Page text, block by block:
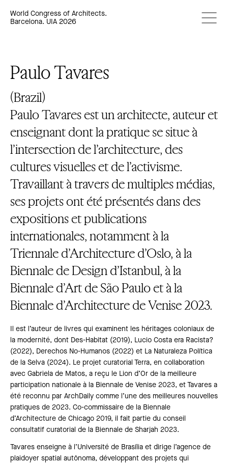
World Congress of Architects.
Barcelona. UIA 2026
Paulo Tavares
(Brazil)
Paulo Tavares est un architecte, auteur et
enseignant dont la pratique se situe à
l’intersection de l’architecture, des
cultures visuelles et de l’activisme.
Travaillant à travers de multiples médias,
ses projets ont été présentés dans des
expositions et publications
internationales, notamment à la
Triennale d’Architecture d’Oslo, à la
Biennale de Design d’Istanbul, à la
Biennale d’Art de São Paulo et à la
Biennale d’Architecture de Venise 2023.
Il est l’auteur de livres qui examinent les héritages coloniaux de
la modernité, dont Des-Habitat (2019), Lucio Costa era Racista?
(2022), Derechos No-Humanos (2022) et La Naturaleza Política
de la Selva (2024). Le projet curatorial Terra, en collaboration
avec Gabriela de Matos, a reçu le Lion d’Or de la meilleure
participation nationale à la Biennale de Venise 2023, et Tavares a
été reconnu par ArchDaily comme l’une des meilleures nouvelles
pratiques de 2023. Co-commissaire de la Biennale
d’Architecture de Chicago 2019, il fait partie du conseil
consultatif curatorial de la Biennale de Sharjah 2023.
Tavares enseigne à l’Université de Brasília et dirige l’agence de
plaidoyer spatial autônoma, développant des projets qui